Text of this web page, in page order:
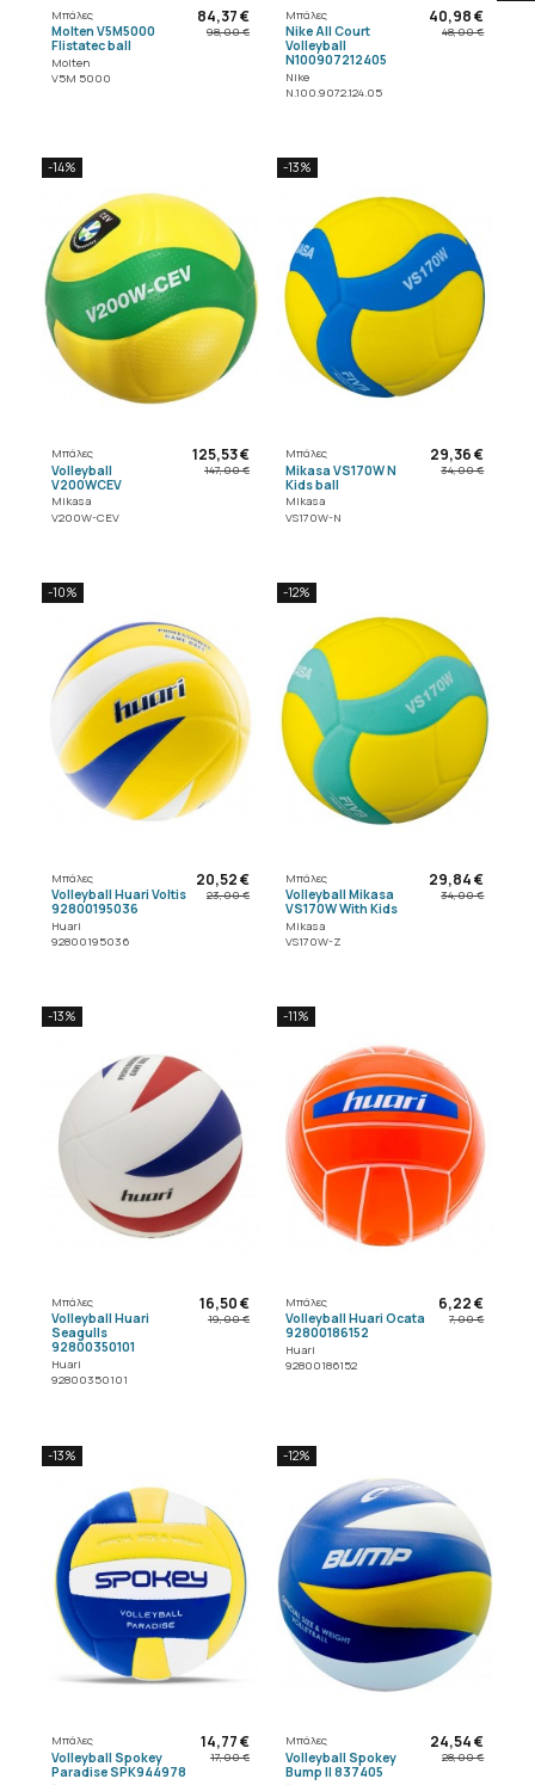
Μπάλες
Molten V5M5000
Flistatec ball
Molten
V5M 5000
84,37 €
98,00 €
Μπάλες
Nike All Court
Volleyball
N100907212405
Nike
N.100.9072.124.05
40,98 €
48,00 €
-14%
Μπάλες
Volleyball
V200WCEV
Mikasa
V200W-CEV
125,53 €
147,00 €
-13%
Μπάλες
Mikasa VS170W N
Kids ball
Mikasa
VS170W-N
29,36 €
34,00 €
-10%
Μπάλες
Volleyball Huari Voltis
92800195036
Huari
92800195036
20,52 €
23,00 €
-12%
Μπάλες
Volleyball Mikasa
VS170W With Kids
Mikasa
VS170W-Z
29,84 €
34,00 €
-13%
Μπάλες
Volleyball Huari
Seagulls
92800350101
Huari
92800350101
16,50 €
19,00 €
-11%
Μπάλες
Volleyball Huari Ocata
92800186152
Huari
92800186152
6,22 €
7,00 €
-13%
Μπάλες
Volleyball Spokey
Paradise SPK944978
14,77 €
17,00 €
-12%
Μπάλες
Volleyball Spokey
Bump II 837405
24,54 €
28,00 €